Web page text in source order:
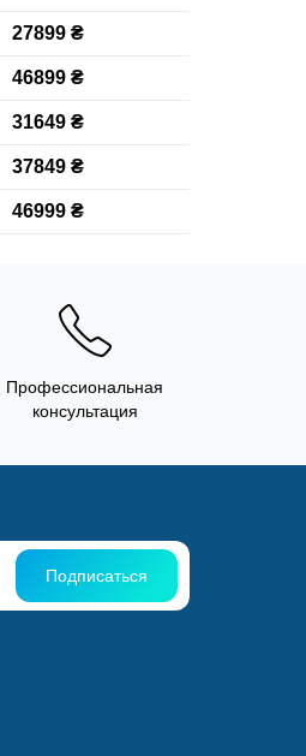
27899 ₴
46899 ₴
31649 ₴
37849 ₴
46999 ₴
Профессиональная
консультация
Подписаться